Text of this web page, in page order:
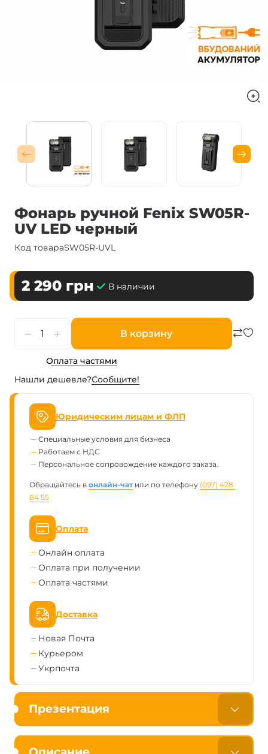
Фонарь ручной Fenix SW05R-
UV LED черный
Код товараSW05R-UVL
2 290 грн В наличии
В корзину
Оплата частями
Нашли дешевле?Сообщите!
Юридическим лицам и ФЛП
Специальные условия для бизнеса
Работаем с НДС
Персональное сопровождение каждого заказа.
Обращайтесь в онлайн-чатили по телефону (097) 428
84 55
Оплата
Онлайн оплата
Оплата при получении
Оплата частями
Доставка
Новая Почта
Курьером
Укрпочта
Презентация